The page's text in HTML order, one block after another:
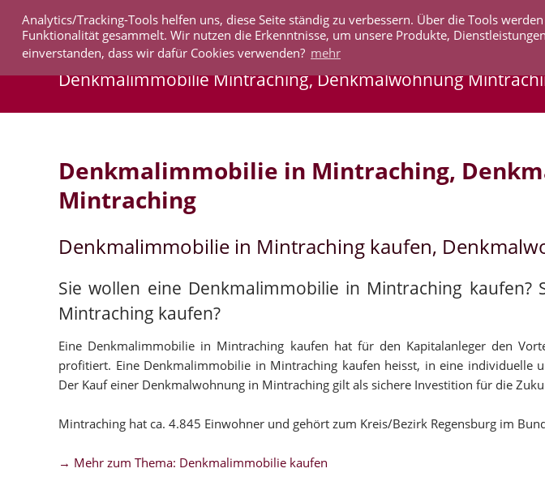
Analytics/Tracking-Tools helfen uns, diese Seite ständig zu verbessern. Über die Tools
Funktionalität gesammelt. Wir nutzen die Erkenntnisse, um unsere Produkte,
einverstanden, dass wir dafür Cookies verwenden? mehr
IMMOBILIEN AKTUELLES
Denkmalimmobilie Mintraching, Denkmalwohnung
Denkmalimmobilie in Mintraching,
Mintraching
Denkmalimmobilie in Mintraching kaufen,
Sie wollen eine Denkmalimmobilie in Mintraching kaufen?
Mintraching kaufen?
Eine Denkmalimmobilie in Mintraching kaufen hat für den Kapitalanleger den
profitiert. Eine Denkmalimmobilie in Mintraching kaufen heisst, in eine individuelle
Der Kauf einer Denkmalwohnung in Mintraching gilt als sichere Investition für die
Mintraching hat ca. 4.845 Einwohner und gehört zum Kreis/Bezirk Regensburg im
→ Mehr zum Thema: Denkmalimmobilie kaufen